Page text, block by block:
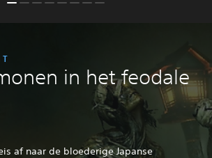
in het feodale
af naar de bloederige Japanse